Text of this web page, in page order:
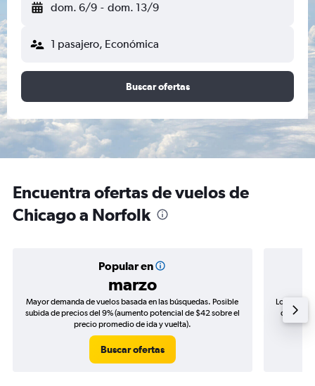
dom. 6/9 - dom. 13/9
1 pasajero, Económica
Buscar ofertas
Encuentra ofertas de vuelos de
Chicago a Norfolk
Popular en
marzo
Mayor demanda de vuelos basada en las búsquedas. Posible
subida de precios del 9% (aumento potencial de $42 sobre el
precio promedio de ida y vuelta).
Buscar ofertas
Los
de